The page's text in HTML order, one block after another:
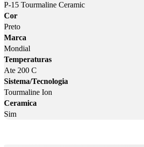
P-15 Tourmaline Ceramic
Cor
Preto
Marca
Mondial
Temperaturas
Ate 200 C
Sistema/Tecnologia
Tourmaline Ion
Ceramica
Sim